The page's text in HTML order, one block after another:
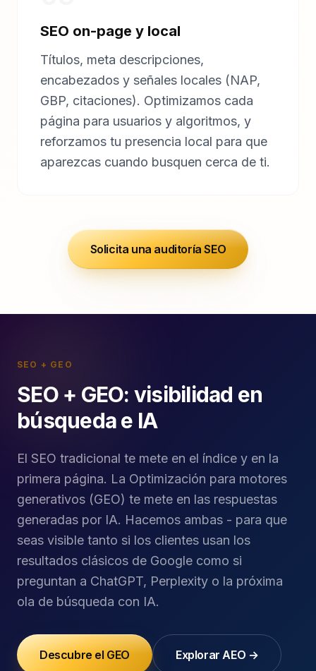
SEO on-page y local
Títulos, meta descripciones,
encabezados y señales locales (NAP,
GBP, citaciones). Optimizamos cada
página para usuarios y algoritmos, y
reforzamos tu presencia local para que
aparezcas cuando busquen cerca de ti.
Solicita una auditoría SEO
SEO + GEO
SEO + GEO: visibilidad en
búsqueda e IA
El SEO tradicional te mete en el índice y en la
primera página. La Optimización para motores
generativos (GEO) te mete en las respuestas
generadas por IA. Hacemos ambas - para que
seas visible tanto si los clientes usan los
resultados clásicos de Google como si
preguntan a ChatGPT, Perplexity o la próxima
ola de búsqueda con IA.
Descubre el GEO Explorar AEO →